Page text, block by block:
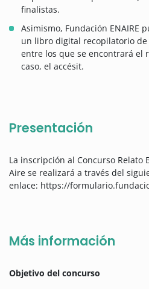
finalistas.
Asimismo, Fundación ENAIRE
un libro digital recopilatorio de
entre los que se encontrará el
caso, el accésit.
Presentación
La inscripción al Concurso Relato
Aire se realizará a través del
enlace: https://
Más información
Objetivo del concurso